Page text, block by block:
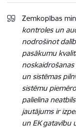
Zemkopības
kontroles un
nodrošinot
pasākumu
un sistēmas
sistēmu
palielina
jautājums ir
un EK gatavību